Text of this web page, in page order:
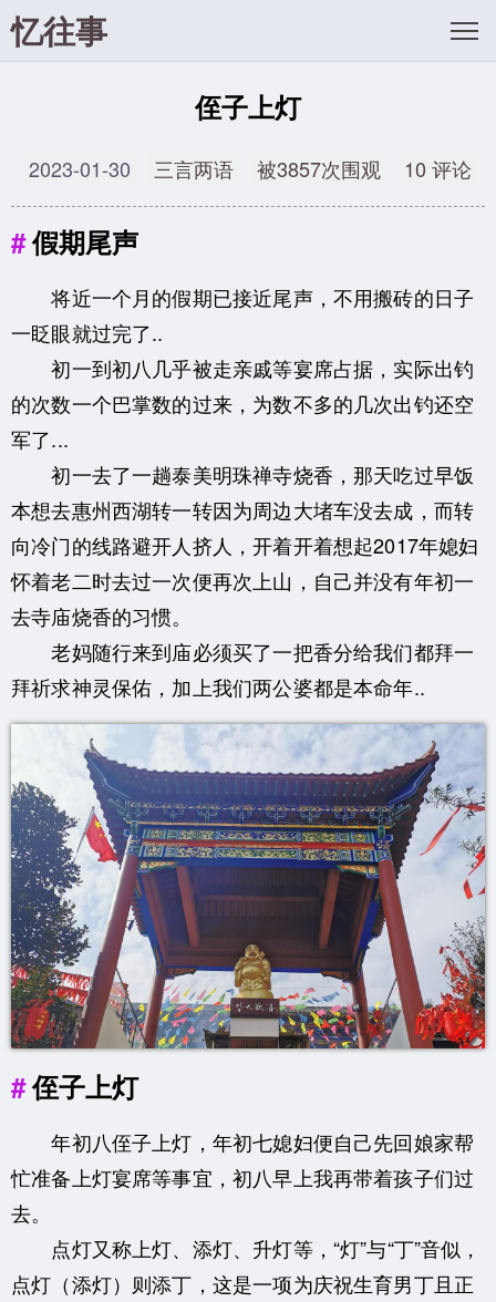
忆往事
侄子上灯
2023-01-30 三言两语 被3857次围观 10 评论
假期尾声
将近一个月的假期已接近尾声，不用搬砖的日子
一眨眼就过完了..
初一到初八几乎被走亲戚等宴席占据，实际出钓
的次数一个巴掌数的过来，为数不多的几次出钓还空
军了...
初一去了一趟泰美明珠禅寺烧香，那天吃过早饭
本想去惠州西湖转一转因为周边大堵车没去成，而转
向冷门的线路避开人挤人，开着开着想起2017年媳妇
怀着老二时去过一次便再次上山，自己并没有年初一
去寺庙烧香的习惯。
老妈随行来到庙必须买了一把香分给我们都拜一
拜祈求神灵保佑，加上我们两公婆都是本命年..
侄子上灯
年初八侄子上灯，年初七媳妇便自己先回娘家帮
忙准备上灯宴席等事宜，初八早上我再带着孩子们过
去。
点灯又称上灯、添灯、升灯等，“灯”与“丁”音似，
点灯（添灯）则添丁，这是一项为庆祝生育男丁且正